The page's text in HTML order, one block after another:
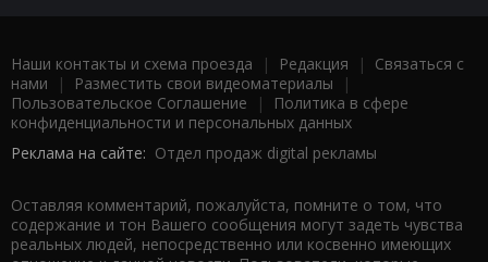
Наши контакты и схема проезда | Редакция | Связаться с
нами | Разместить свои видеоматериалы |
Пользовательское Соглашение |
Политика в сфере
конфиденциальности и персональных данных
Реклама на сайте: Отдел продаж digital рекламы
Оставляя комментарий, пожалуйста, помните о том, что
содержание и тон Вашего сообщения могут задеть чувства
реальных людей, непосредственно или косвенно имеющих